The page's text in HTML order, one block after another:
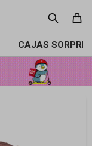
CAJAS